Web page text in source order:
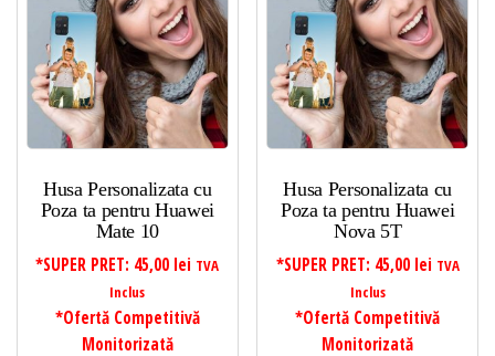
Husa Personalizata cu
Poza ta pentru Huawei
Mate 10
*SUPER PRET: 45,00 lei TVA
Inclus
*Ofertă Competitivă
Monitorizată
Husa Personalizata cu
Poza ta pentru Huawei
Nova 5T
*SUPER PRET: 45,00 lei TVA
Inclus
*Ofertă Competitivă
Monitorizată